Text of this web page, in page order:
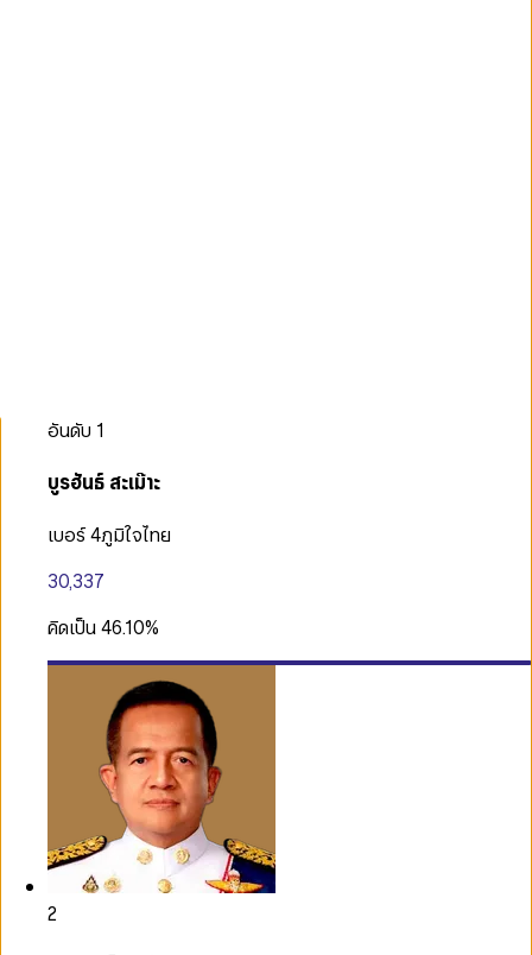
อันดับ 1
บูรฮันธ์ สะเม๊าะ
เบอร์ 4ภูมิใจไทย
30,337
คิดเป็น46.10%
2